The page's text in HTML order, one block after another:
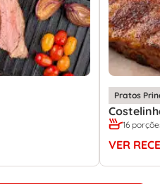
Pratos
16
VER